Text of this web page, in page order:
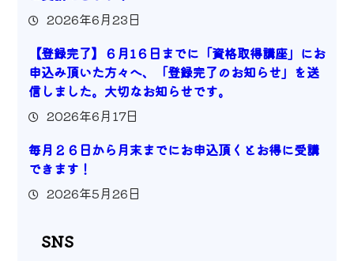
2026年6月23日
【登録完了】６月1６日までに「資格取得講座」にお
申込み頂いた方々へ、「登録完了のお知らせ」を送
信しました。大切なお知らせです。
2026年6月17日
毎月２６日から月末までにお申込頂くとお得に受講
できます！
2026年5月26日
SNS